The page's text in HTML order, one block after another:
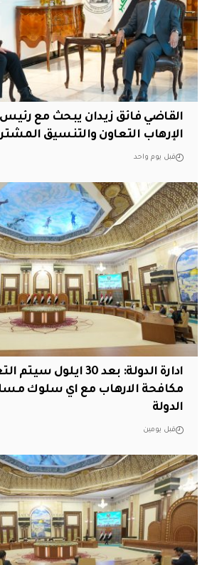
القاضي فائق زيدان يبحث مع
الإرهاب التعاون والتنسيق
قبل يوم واحد
ادارة الدولة: بعد 30
مكافحة الارهاب مع اي سلوك
الدولة
قبل يومين